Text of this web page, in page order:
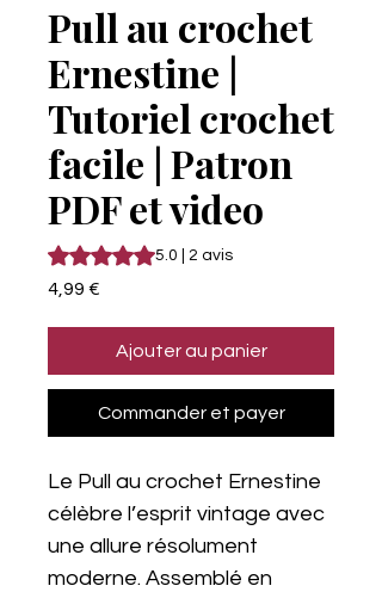
Pull au crochet
Ernestine |
Tutoriel crochet
facile | Patron
PDF et video
La note est de 5.0 sur cinq étoiles selon
5.0 | 2 avis
4,99 €
Ajouter au panier
Commander et payer
Le Pull au crochet Ernestine
célèbre l’esprit vintage avec
une allure résolument
moderne. Assemblé en